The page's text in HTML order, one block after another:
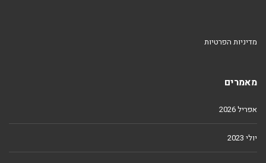
מדיניות הפרטיות
מאמרים
אפריל 2026
יולי 2023